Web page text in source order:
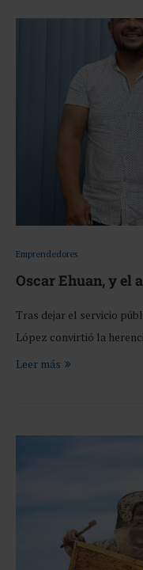
Emprendedores
Oscar Ehuan, y el
Tras dejar el servicio
López convirtió la
Leer más